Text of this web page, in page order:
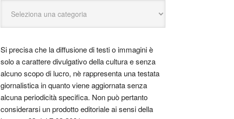
Si precisa che la diffusione di testi o immagini è
solo a carattere divulgativo della cultura e senza
alcuno scopo di lucro, nè rappresenta una testata
giornalistica in quanto viene aggiornata senza
alcuna periodicità specifica. Non può pertanto
considerarsi un prodotto editoriale ai sensi della